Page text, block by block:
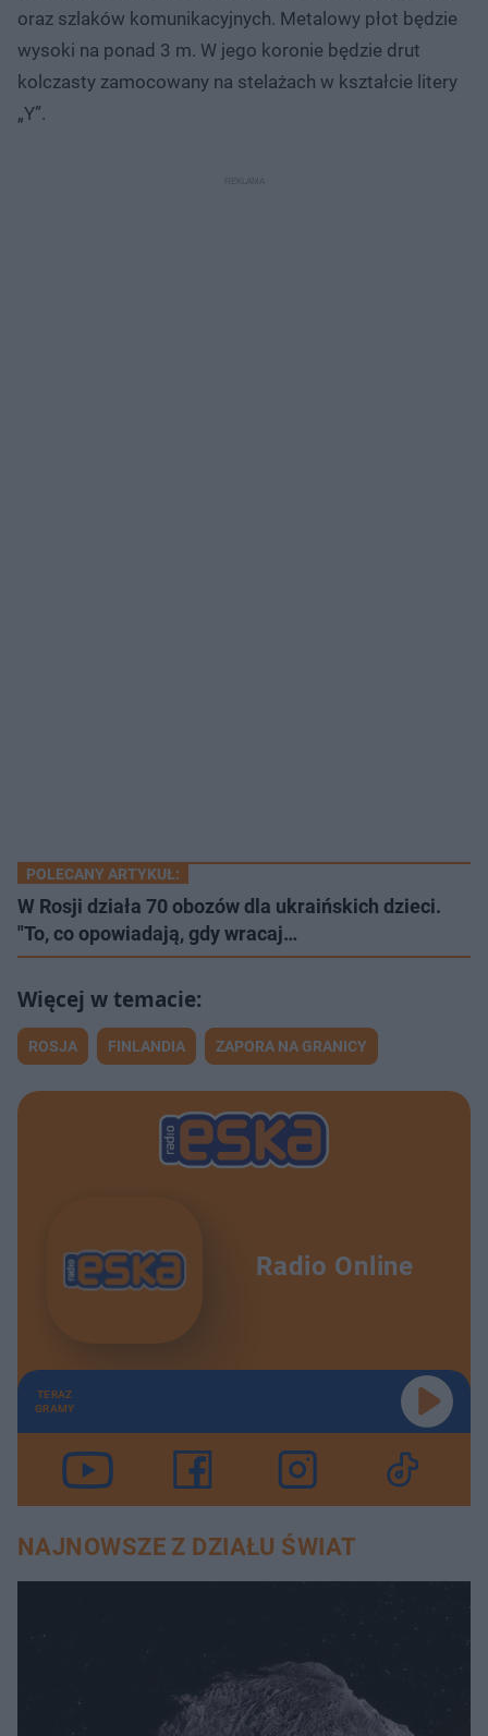
oraz szlaków komunikacyjnych. Metalowy płot będzie
wysoki na ponad 3 m. W jego koronie będzie drut
kolczasty zamocowany na stelażach w kształcie litery
„Y”.
POLECANY ARTYKUŁ:
W Rosji działa 70 obozów dla ukraińskich dzieci.
"To, co opowiadają, gdy wracaj…
ROSJA FINLANDIA ZAPORA NA GRANICY
Radio Online
TERAZ
GRAMY
NAJNOWSZE Z DZIAŁU ŚWIAT